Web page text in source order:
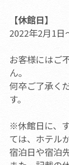
【休館日】
2022年2月1日
お客様にはご
ん。
何卒ご了承く
す。
※休館日に、
ては、ホテル
宿泊日や宿泊